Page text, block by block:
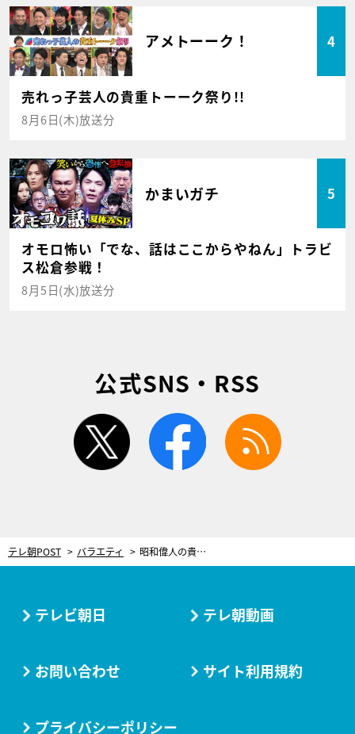
アメトーーク！ 4
売れっ子芸人の貴重トーーク祭り!!
8月6日(木)放送分
かまいガチ 5
オモロ怖い「でな、話はここからやねん」トラビ
ス松倉参戦！
8月5日(水)放送分
公式SNS・RSS
twitter facebook
テレ朝POST バラエティ 昭和偉人の貴重映像ランキングBEST10を発表！井口綾子＆武内陶子が『Qさま!!』初参戦
テレビ朝日 テレ朝動画
お問い合わせ サイト利用規約
プライバシーポリシー